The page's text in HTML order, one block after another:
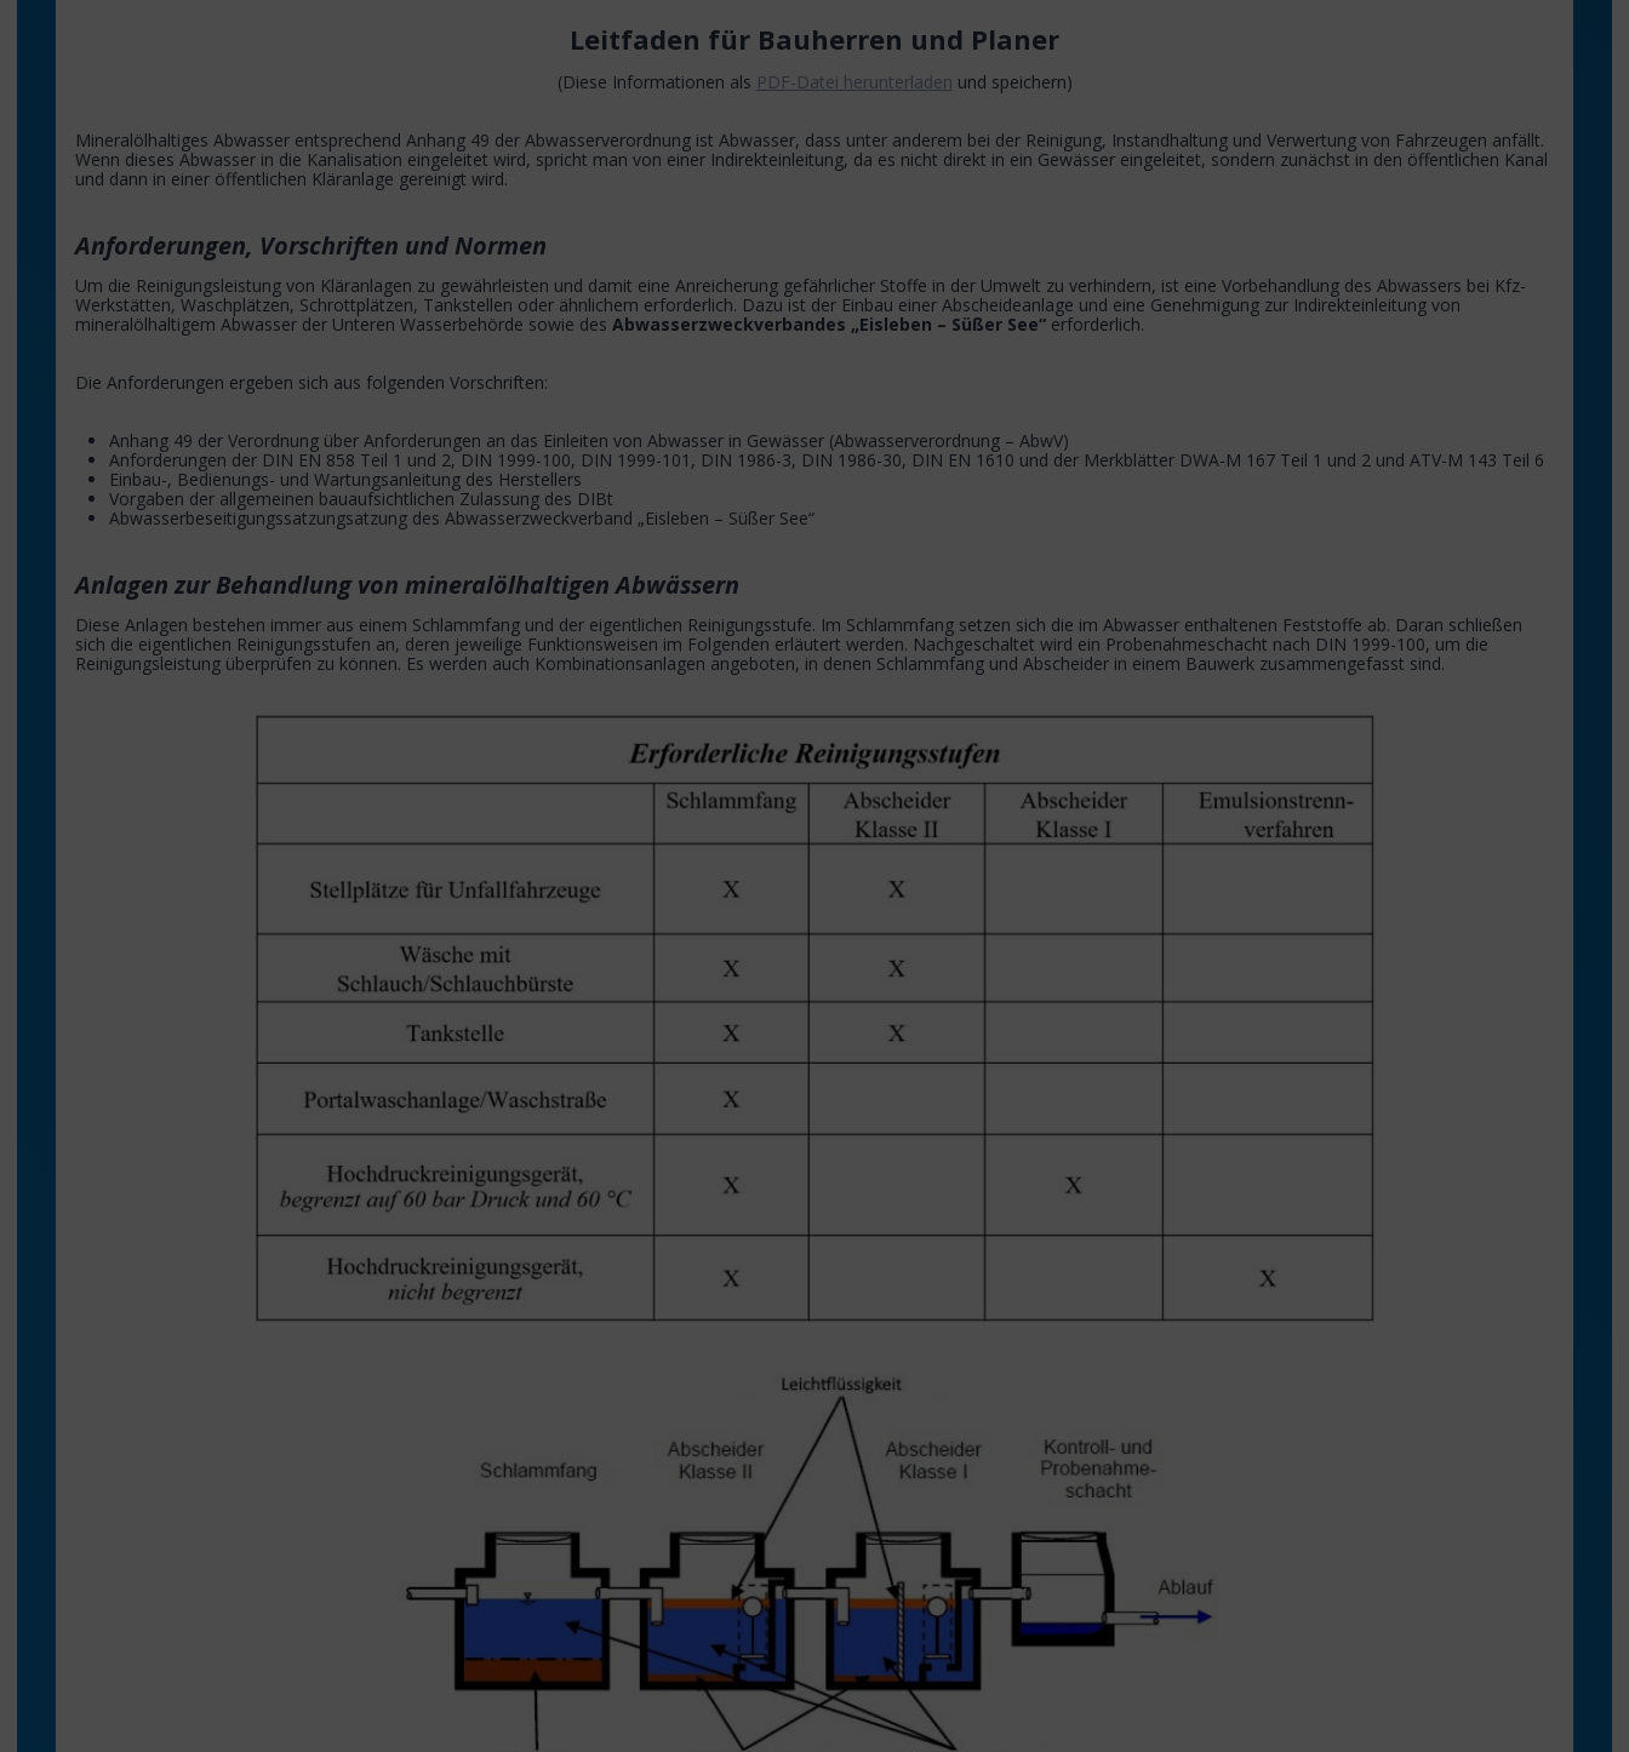
Leitfaden für Bauherren und Planer
(Diese Informationen als PDF-Datei herunterladen und speichern)
Mineralölhaltiges Abwasser entsprechend Anhang 49 der Abwasserverordnung ist Abwasser, dass unter anderem bei der Reinigung, Instandhaltung und Verwertung von Fahrzeugen anfällt.
Wenn dieses Abwasser in die Kanalisation eingeleitet wird, spricht man von einer Indirekteinleitung, da es nicht direkt in ein Gewässer eingeleitet, sondern zunächst in den öffentlichen Kanal
und dann in einer öffentlichen Kläranlage gereinigt wird.
Anforderungen, Vorschriften und Normen
Um die Reinigungsleistung von Kläranlagen zu gewährleisten und damit eine Anreicherung gefährlicher Stoffe in der Umwelt zu verhindern, ist eine Vorbehandlung des Abwassers bei Kfz-
Werkstätten, Waschplätzen, Schrottplätzen, Tankstellen oder ähnlichem erforderlich. Dazu ist der Einbau einer Abscheideanlage und eine Genehmigung zur Indirekteinleitung von
mineralölhaltigem Abwasser der Unteren Wasserbehörde sowie desAbwasserzweckverbandes „Eisleben – Süßer See“ erforderlich.
Die Anforderungen ergeben sich aus folgenden Vorschriften:
Anhang 49 der Verordnung über Anforderungen an das Einleiten von Abwasser in Gewässer (Abwasserverordnung – AbwV)
Anforderungen der DIN EN 858 Teil 1 und 2, DIN 1999-100, DIN 1999-101, DIN 1986-3, DIN 1986-30, DIN EN 1610 und der Merkblätter DWA-M 167 Teil 1 und 2 und ATV-M 143 Teil 6
Einbau-, Bedienungs- und Wartungsanleitung des Herstellers
Vorgaben der allgemeinen bauaufsichtlichen Zulassung des DIBt
Abwasserbeseitigungssatzungsatzung des Abwasserzweckverband „Eisleben – Süßer See“
Anlagen zur Behandlung von mineralölhaltigen Abwässern
Diese Anlagen bestehen immer aus einem Schlammfang und der eigentlichen Reinigungsstufe. Im Schlammfang setzen sich die im Abwasser enthaltenen Feststoffe ab. Daran schließen
sich die eigentlichen Reinigungsstufen an, deren jeweilige Funktionsweisen im Folgenden erläutert werden. Nachgeschaltet wird ein Probenahmeschacht nach DIN 1999-100, um die
Reinigungsleistung überprüfen zu können. Es werden auch Kombinationsanlagen angeboten, in denen Schlammfang und Abscheider in einem Bauwerk zusammengefasst sind.